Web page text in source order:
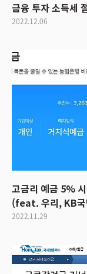
금융 투자 소득세
2022.12.06
고금리 예금 5%
(feat. 우리, KB국
2022.11.29